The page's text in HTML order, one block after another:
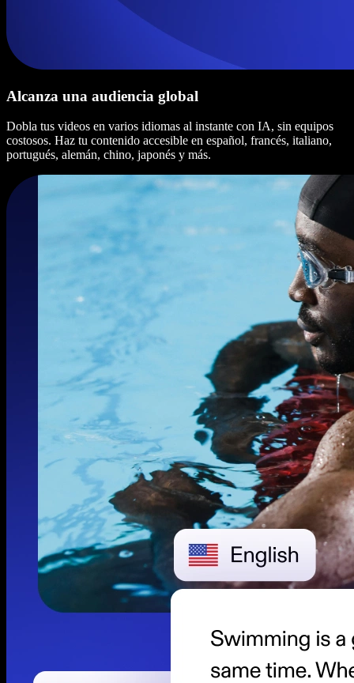
Alcanza una audiencia global
Dobla tus videos en varios idiomas al instante con IA, sin equipos
costosos. Haz tu contenido accesible en español, francés, italiano,
portugués, alemán, chino, japonés y más.